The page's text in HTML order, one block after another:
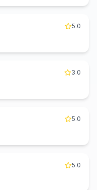
5.0
3.0
5.0
5.0